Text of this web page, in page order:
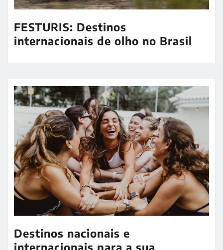
FESTURIS: Destinos
internacionais de olho no Brasil
Destinos nacionais e